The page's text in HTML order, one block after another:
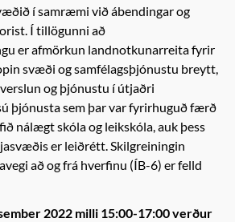
í samræmi við ábendingar og
Í tillögunni að
er afmörkun landnotkunarreita fyrir
svæði og samfélagsþjónustu breytt,
og þjónustu í útjaðri
þjónusta sem þar var fyrirhuguð færð
nálægt skóla og leikskóla, auk þess
er leiðrétt. Skilgreiningin
að og frá hverfinu (ÍB-6) er felld
2022 milli 15:00-17:00 verður